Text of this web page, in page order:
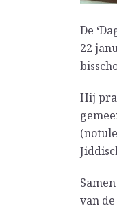
De
22
Hij
van